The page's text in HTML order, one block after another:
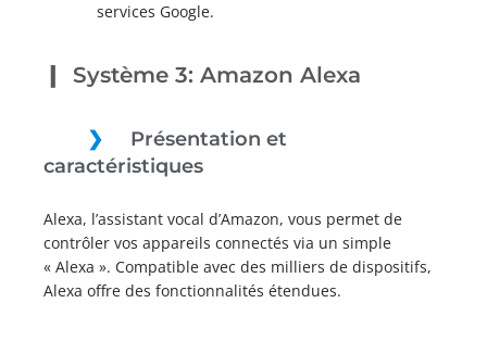
services Google.
Système 3: Amazon Alexa
Présentation et
caractéristiques
Alexa, l’assistant vocal d’Amazon, vous permet de
contrôler vos appareils connectés via un simple
« Alexa ». Compatible avec des milliers de dispositifs,
Alexa offre des fonctionnalités étendues.